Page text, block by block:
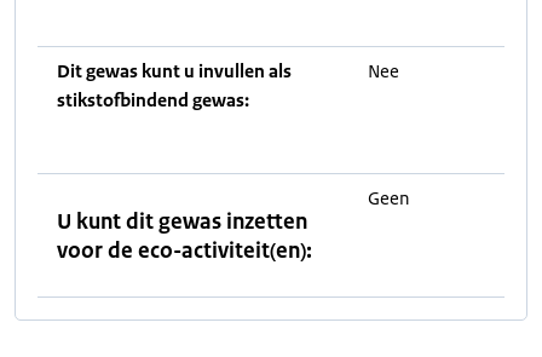
Dit gewas kunt u invullen als
stikstofbindend gewas:
Nee
U kunt dit gewas inzetten
voor de eco-activiteit(en):
Geen